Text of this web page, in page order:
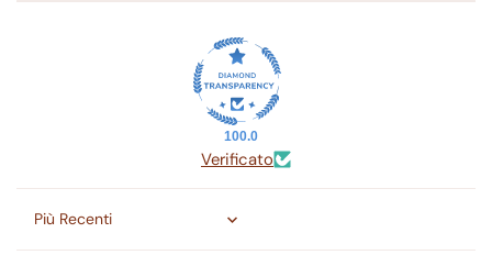
100.0
Verificato
Sort by